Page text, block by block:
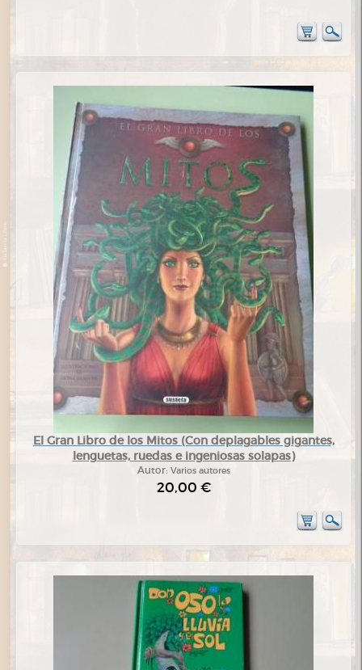
El Gran Libro de los Mitos (Con deplagables gigantes,
lenguetas, ruedas e ingeniosas solapas)
Autor: Varios autores
20,00 €